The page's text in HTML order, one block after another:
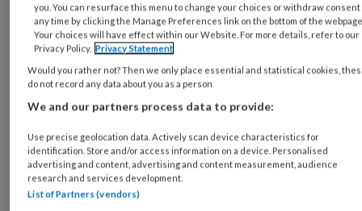
en problemen in het (pleeg)gezin. De
behandeling richt zich op PTSS-symptomen,
gehechtheidsproblemen, gedragsproblemen
en problemen in de emotieregulatie.
Drie fases in de behandeling worden
beschreven. In de eerste leert de
gezinstherapeut ouders/opvoeders
integratieve opvoedingstechnieken (aan de
hand van het in 2021 verschenen boekje
you. You can resurface this menu to change your choices or withdraw consent
any time by clicking the Manage Preferences link on the bottom of the
Your choices will have effect within our Website. For more details, refer to our
Privacy Policy. Privacy Statement
Would you rather not? Then we only place essential and statistical cookies,
do not record any data about you as a person
We and our partners process data to provide:
Use precise geolocation data. Actively scan device characteristics for
identification. Store and/or access information on a device. Personalised
advertising and content, advertising and content measurement, audience
research and services development.
List of Partners (vendors)